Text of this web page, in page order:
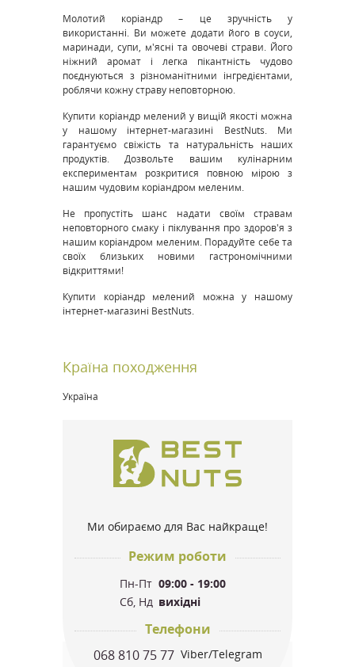
Молотий коріандр – це зручність у
використанні. Ви можете додати його в соуси,
маринади, супи, м'ясні та овочеві страви. Його
ніжний аромат і легка пікантність чудово
поєднуються з різноманітними інгредієнтами,
роблячи кожну страву неповторною.
Купити коріандр мелений у вищій якості можна
у нашому інтернет-магазині BestNuts. Ми
гарантуємо свіжість та натуральність наших
продуктів. Дозвольте вашим кулінарним
експериментам розкритися повною мірою з
нашим чудовим коріандром меленим.
Не пропустіть шанс надати своїм стравам
неповторного смаку і піклування про здоров'я з
нашим коріандром меленим. Порадуйте себе та
своїх близьких новими гастрономічними
відкриттями!
Купити коріандр мелений можна у нашому
інтернет-магазині BestNuts.
Країна походження
Україна
Ми обираємо для Вас найкраще!
Режим роботи
Пн-Пт 09:00 - 19:00
Сб, Нд вихідні
Телефони
068 810 75 77 Viber/Telegram